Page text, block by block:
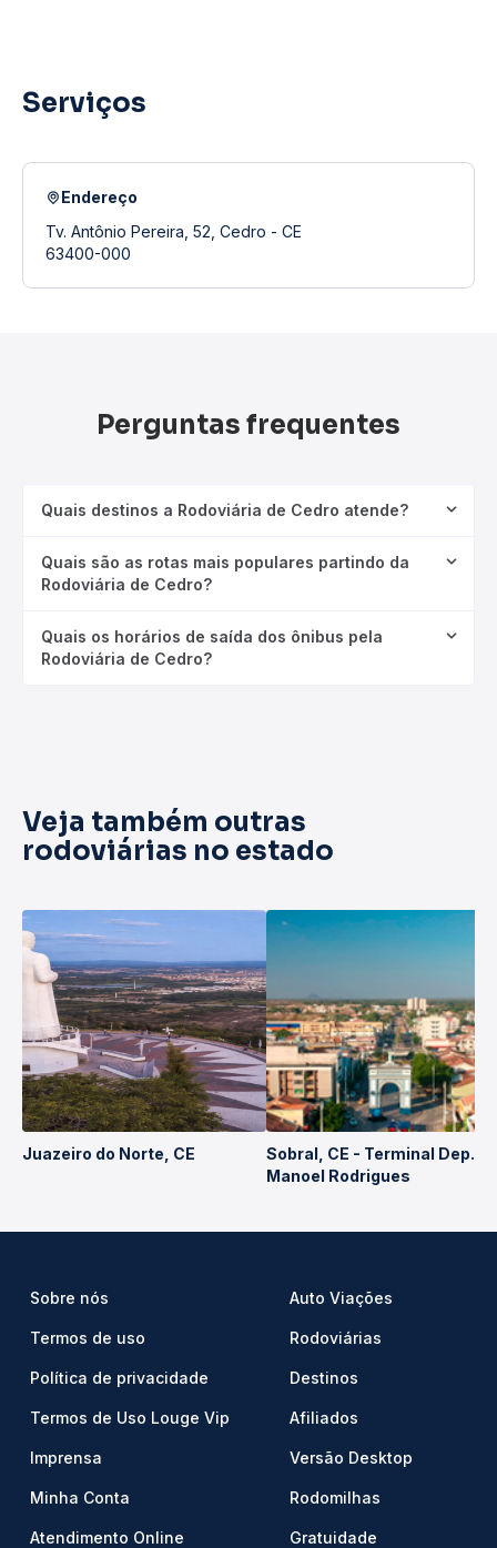
Serviços
Endereço
Tv. Antônio Pereira, 52, Cedro - CE
63400-000
Perguntas frequentes
Quais destinos a Rodoviária de Cedro atende?
Quais são as rotas mais populares partindo da
Rodoviária de Cedro?
Quais os horários de saída dos ônibus pela
Rodoviária de Cedro?
Veja também outras
rodoviárias no estado
Juazeiro do Norte, CE
Sobral, CE - Terminal Dep.
Manoel Rodrigues
Sobre nós
Termos de uso
Política de privacidade
Termos de Uso Louge Vip
Imprensa
Minha Conta
Atendimento Online
Auto Viações
Rodoviárias
Destinos
Afiliados
Versão Desktop
Rodomilhas
Gratuidade